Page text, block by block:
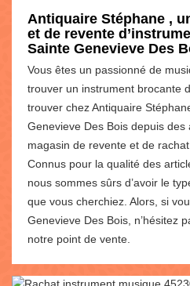
Antiquaire Stéphane ,
et de revente
Sainte Genevieve Des
Vous êtes un passionné de
trouver un instrument brocante
trouver chez Antiquaire
Genevieve Des Bois depuis
magasin de revente et de
Connus pour la qualité des
nous sommes sûrs d’avoir le
que vous cherchiez. Alors, si
Genevieve Des Bois, n’hésitez
notre point de vente.